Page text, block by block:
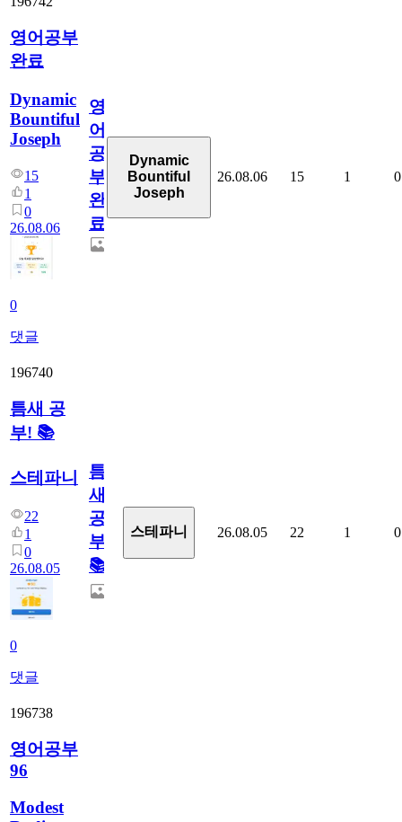
영어공부
완료
Dynamic
Bountiful
Joseph
15
1
0
26.08.06
0
댓글
영
어
공
부
완
료
Dynamic
Bountiful
Joseph
26.08.06 15 1 0
196740
틈새 공
부! 📚
스테파니
22
1
0
26.08.05
0
댓글
틈
새
공
부!
📚
스테파니 26.08.05 22 1 0
196738
영어공부
96
Modest